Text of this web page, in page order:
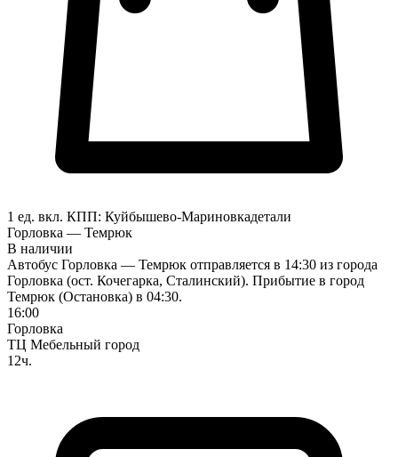
1 ед. вкл. КПП: Куйбышево-Мариновкадетали
Горловка — Темрюк
В наличии
Автобус Горловка — Темрюк отправляется в 14:30 из города
Горловка (ост. Кочегарка, Сталинский). Прибытие в город
Темрюк (Остановка) в 04:30.
16:00
Горловка
ТЦ Мебельный город
12ч.